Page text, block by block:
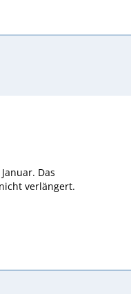
Das
verlängert.